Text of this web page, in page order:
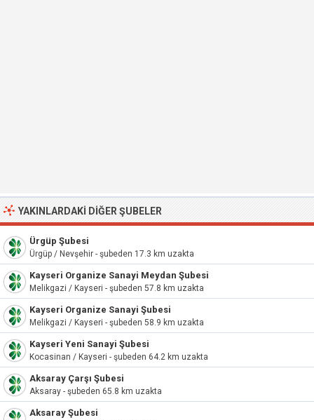
YAKINLARDAKI DIĞER ŞUBELER
Ürgüp Şubesi
Ürgüp / Nevşehir - şubeden 17.3 km uzakta
Kayseri Organize Sanayi Meydan Şubesi
Melikgazi / Kayseri - şubeden 57.8 km uzakta
Kayseri Organize Sanayi Şubesi
Melikgazi / Kayseri - şubeden 58.9 km uzakta
Kayseri Yeni Sanayi Şubesi
Kocasinan / Kayseri - şubeden 64.2 km uzakta
Aksaray Çarşı Şubesi
Aksaray - şubeden 65.8 km uzakta
Aksaray Şubesi